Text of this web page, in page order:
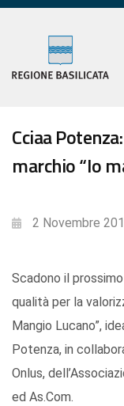
Cciaa
marchio “Io
2 Novembre
Scadono il
qualità per la
Mangio Lucano”,
Potenza, in
Onlus,
ed As.Com.